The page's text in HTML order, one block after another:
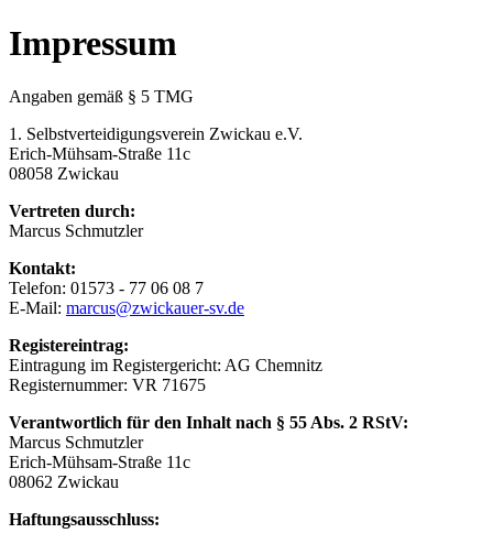
Impressum
Angaben gemäß § 5 TMG
1. Selbstverteidigungsverein Zwickau e.V.
Erich-Mühsam-Straße 11c
08058 Zwickau
Vertreten durch:
Marcus Schmutzler
Kontakt:
Telefon: 01573 - 77 06 08 7
E-Mail: marcus@zwickauer-sv.de
Registereintrag:
Eintragung im Registergericht: AG Chemnitz
Registernummer: VR 71675
Verantwortlich für den Inhalt nach § 55 Abs. 2 RStV:
Marcus Schmutzler
Erich-Mühsam-Straße 11c
08062 Zwickau
Haftungsausschluss: